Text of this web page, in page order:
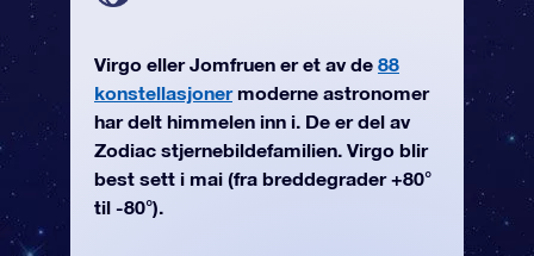
Virgo eller Jomfruen er et av de 88
konstellasjonermoderne astronomer
har delt himmelen inn i. De er del av
Zodiac stjernebildefamilien. Virgo blir
best sett i mai (fra breddegrader +80°
til -80°).